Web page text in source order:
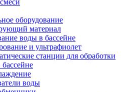
оборудование
материал
воды в бассейне
и ультрафиолет
станции для обработки
воды